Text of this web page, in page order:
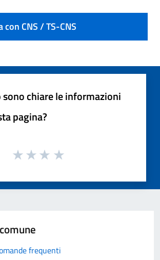
con CNS / TS-CNS
sono chiare le informazioni
pagina?
frequenti